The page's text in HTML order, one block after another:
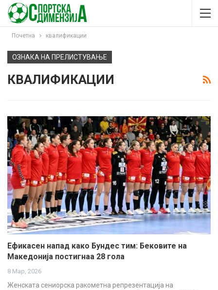
Почетна квалификации
ОЗНАКА НА ПРЕЛИСТУВАЊЕ
КВАЛИФИКАЦИИ
Ефикасен напад како Бундес тим: Бековите на
Македонија постигнаа 28 гола
8 Мар, 2026
Женската сениорска ракометна репрезентација на